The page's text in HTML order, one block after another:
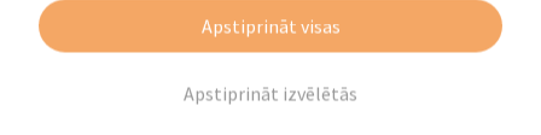
Apstiprināt izvēlētās
Apstiprināt visas